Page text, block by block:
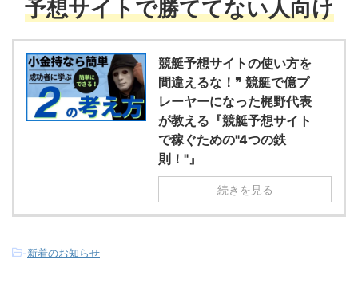
予想サイトで勝ててない人向け
競艇予想サイトの使い方を
間違えるな！❞ 競艇で億プ
レーヤーになった梶野代表
が教える『競艇予想サイト
で稼ぐための"4つの鉄
則！"』
続きを見る
-新着のお知らせ